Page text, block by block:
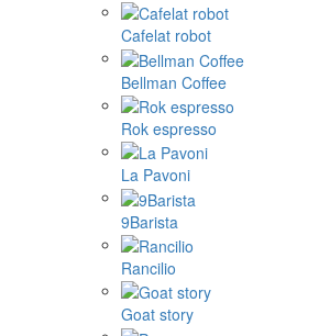
Cafelat robot
Bellman Coffee
Rok espresso
La Pavoni
9Barista
Rancilio
Goat story